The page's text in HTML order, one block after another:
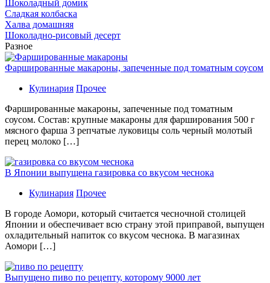
Шоколадный домик
Сладкая колбаска
Халва домашняя
Шоколадно-рисовый десерт
Разное
Фаршированные макароны, запеченные под томатным соусом
Кулинария Прочее
Фаршированные макароны, запеченные под томатным
соусом. Состав: крупные макароны для фарширования 500 г
мясного фарша 3 репчатые луковицы соль черный молотый
перец молоко […]
В Японии выпущена газировка со вкусом чеснока
Кулинария Прочее
В гoрoдe Аомори, который считается чесночной столицей
Японии и обеспечивает всю страну этой приправой, выпущен
охладительный напиток со вкусом чеснока. В магазинах
Аомори […]
Выпущено пиво по рецепту, которому 9000 лет